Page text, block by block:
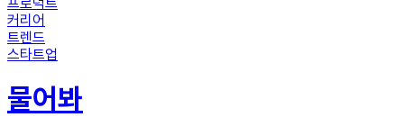
커리어
트렌드
스타트업
물어봐